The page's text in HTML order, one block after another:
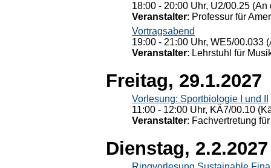
18:00 - 20:00 Uhr, U2/00.25
Veranstalter: Professur für
Vortragsabend
19:00 - 21:00 Uhr, WE5/00.033
Veranstalter: Lehrstuhl für
Freitag, 29.1.2027
Vorlesung: Sportbiologie I und II
11:00 - 12:00 Uhr, KÄ7/00.10
Veranstalter: Fachvertretung
Dienstag, 2.2.2027